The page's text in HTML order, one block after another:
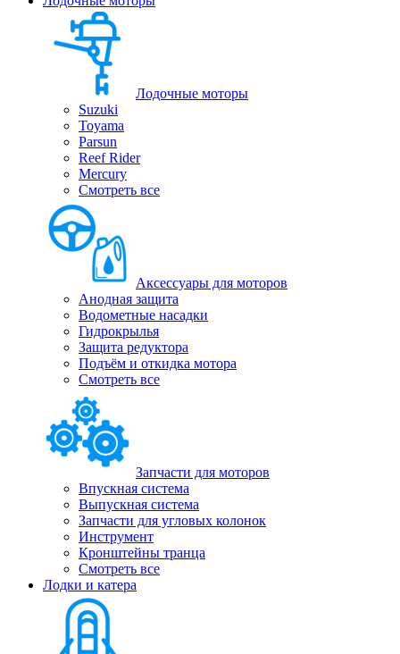
Лодочные моторы
Suzuki
Toyama
Parsun
Reef Rider
Mercury
Смотреть все
Аксессуары для моторов
Анодная защита
Водометные насадки
Гидрокрылья
Защита редуктора
Подъём и откидка мотора
Смотреть все
Запчасти для моторов
Впускная система
Выпускная система
Запчасти для угловых колонок
Инструмент
Кронштейны транца
Смотреть все
Лодки и катера